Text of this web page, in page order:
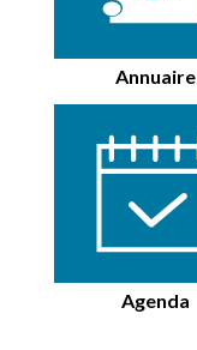
Annuaire
Agenda